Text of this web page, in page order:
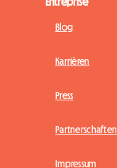
Blog
Karrièren
Press
Partnerschaften
Impressum